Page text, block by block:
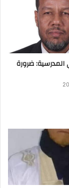
المدرسية: ضرورة